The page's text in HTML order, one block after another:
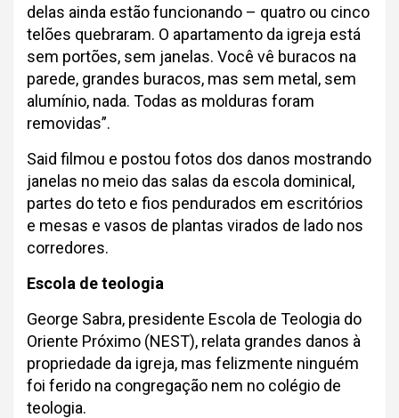
delas ainda estão funcionando – quatro ou cinco
telões quebraram. O apartamento da igreja está
sem portões, sem janelas. Você vê buracos na
parede, grandes buracos, mas sem metal, sem
alumínio, nada. Todas as molduras foram
removidas”.
Said filmou e postou fotos dos danos mostrando
janelas no meio das salas da escola dominical,
partes do teto e fios pendurados em escritórios
e mesas e vasos de plantas virados de lado nos
corredores.
Escola de teologia
George Sabra, presidente Escola de Teologia do
Oriente Próximo (NEST), relata grandes danos à
propriedade da igreja, mas felizmente ninguém
foi ferido na congregação nem no colégio de
teologia.